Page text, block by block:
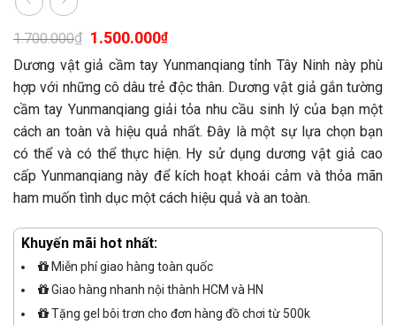
1.700.000₫ 1.500.000₫
Dương vật giả cầm tay Yunmanqiang tỉnh Tây Ninh này phù
hợp với những cô dâu trẻ độc thân. Dương vật giả gắn tường
cầm tay Yunmanqiang giải tỏa nhu cầu sinh lý của bạn một
cách an toàn và hiệu quả nhất. Đây là một sự lựa chọn bạn
có thể và có thể thực hiện. Hy sử dụng dương vật giả cao
cấp Yunmanqiang này để kích hoạt khoái cảm và thỏa mãn
ham muốn tình dục một cách hiệu quả và an toàn.
Khuyến mãi hot nhất:
Miễn phí giao hàng toàn quốc
Giao hàng nhanh nội thành HCM và HN
Tặng gel bôi trơn cho đơn hàng đồ chơi từ 500k